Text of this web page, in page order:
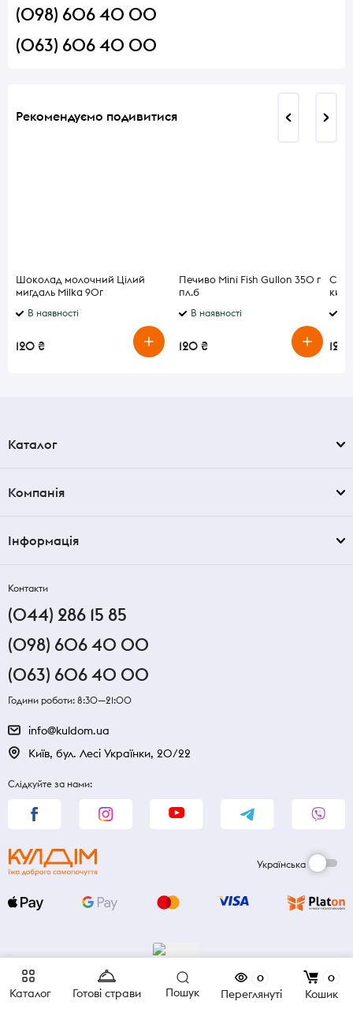
Каталог Готові страви Пошук
0
Переглянуті
0
Кошик
(098) 606 40 00
(063) 606 40 00
Рекомендуємо подивитися
Шоколад молочний Цілий
мигдаль Milka 90г
В наявності
120 ₴
Печиво Mini Fish Gullon 350 г
пл.б
В наявності
120 ₴
Сир
120
Каталог
Компанія
Інформація
Контакти
(044) 286 15 85
(098) 606 40 00
(063) 606 40 00
Години роботи: 8:30—21:00
info@kuldom.ua
Київ, бул. Лесі Українки, 20/22
Слідкуйте за нами:
Українська